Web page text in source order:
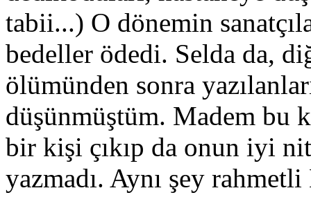
tabii...) O dönemin
bedeller ödedi. Selda da,
ölümünden sonra
düşünmüştüm. Madem bu
bir kişi çıkıp da onun iyi
yazmadı. Aynı şey